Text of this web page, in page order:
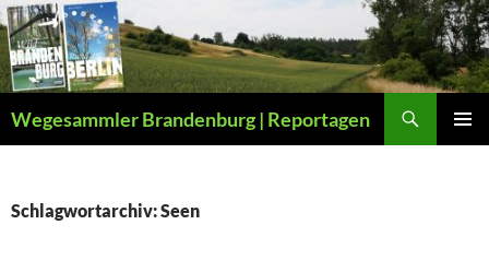
Zum
Inhalt
springen
Wegesammler Brandenburg | Reportagen
Schlagwortarchiv: Seen